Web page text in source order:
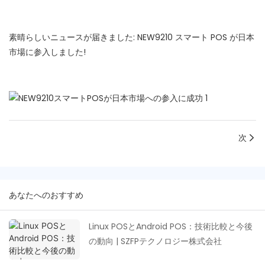
素晴らしいニュースが届きました: NEW9210 スマート POS が日本
市場に参入しました!
次
あなたへのおすすめ
Linux POSとAndroid POS：技術比較と今後
の動向 | SZFPテクノロジー株式会社